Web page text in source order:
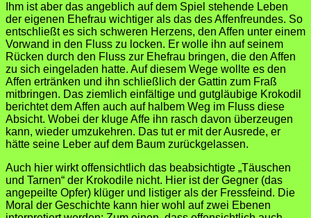
Ihm ist aber das angeblich auf dem Spiel stehende Leben
der eigenen Ehefrau wichtiger als das des Affenfreundes. So
entschließt es sich schweren Herzens, den Affen unter einem
Vorwand in den Fluss zu locken. Er wolle ihn auf seinem
Rücken durch den Fluss zur Ehefrau bringen, die den Affen
zu sich eingeladen hatte. Auf diesem Wege wollte es den
Affen ertränken und ihn schließlich der Gattin zum Fraß
mitbringen. Das ziemlich einfältige und gutgläubige Krokodil
berichtet dem Affen auch auf halbem Weg im Fluss diese
Absicht. Wobei der kluge Affe ihn rasch davon überzeugen
kann, wieder umzukehren. Das tut er mit der Ausrede, er
hätte seine Leber auf dem Baum zurückgelassen.
Auch hier wirkt offensichtlich das beabsichtigte „Täuschen
und Tarnen“ der Krokodile nicht. Hier ist der Gegner (das
angepeilte Opfer) klüger und listiger als der Fressfeind. Die
Moral der Geschichte kann hier wohl auf zwei Ebenen